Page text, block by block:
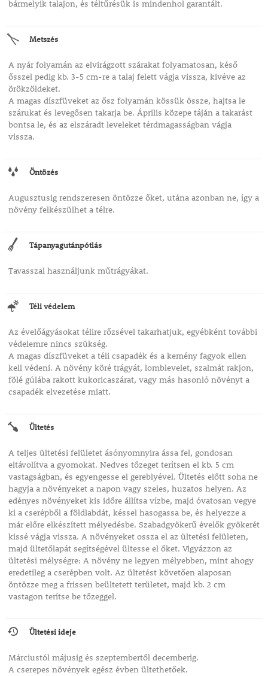
bármelyik talajon, és téltűrésük is mindenhol garantált.
Metszés
A nyár folyamán az elvirágzott szárakat folyamatosan, késő
ősszel pedig kb. 3-5 cm-re a talaj felett vágja vissza, kivéve az
örökzöldeket.
A magas díszfüveket az ősz folyamán kössük össze, hajtsa le
szárukat és levegősen takarja be. Április közepe táján a takarást
bontsa le, és az elszáradt leveleket térdmagasságban vágja
vissza.
Öntözés
Augusztusig rendszeresen öntözze őket, utána azonban ne, így a
növény felkészülhet a télre.
Tápanyagutánpótlás
Tavasszal használjunk műtrágyákat.
Téli védelem
Az évelőágyásokat télire rőzsével takarhatjuk, egyébként további
védelemre nincs szükség.
A magas díszfüveket a téli csapadék és a kemény fagyok ellen
kell védeni. A növény köré trágyát, lomblevelet, szalmát rakjon,
fölé gúlába rakott kukoricaszárat, vagy más hasonló növényt a
csapadék elvezetése miatt.
Ültetés
A teljes ültetési felületet ásónyomnyira ássa fel, gondosan
eltávolítva a gyomokat. Nedves tőzeget terítsen el kb. 5 cm
vastagságban, és egyengesse el gereblyével. Ültetés előtt soha ne
hagyja a növényeket a napon vagy szeles, huzatos helyen. Az
edényes növényeket kis időre állítsa vízbe, majd óvatosan vegye
ki a cserépből a földlabdát, késsel hasogassa be, és helyezze a
már előre elkészített mélyedésbe. Szabadgyökerű évelők gyökerét
kissé vágja vissza. A növényeket ossza el az ültetési felületen,
majd ültetőlapát segítségével ültesse el őket. Vigyázzon az
ültetési mélységre: A növény ne legyen mélyebben, mint ahogy
eredetileg a cserépben volt. Az ültetést követően alaposan
öntözze meg a frissen beültetett területet, majd kb. 2 cm
vastagon terítse be tőzeggel.
Ültetési ideje
Márciustól májusig és szeptembertől decemberig.
A cserepes növények egész évben ültethetőek.